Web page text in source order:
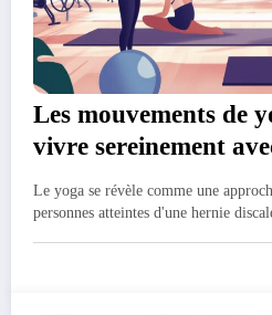
Les mouvements de
vivre sereinement
discale
Le yoga se révèle comme une
personnes atteintes d'une hernie